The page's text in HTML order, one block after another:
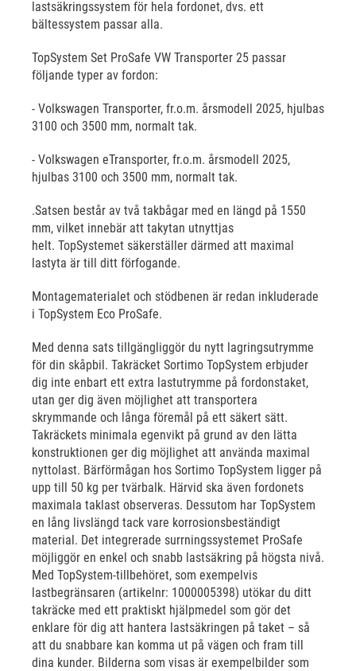
lastsäkringssystem för hela fordonet, dvs. ett
bältessystem passar alla.
TopSystem Set ProSafe VW Transporter 25 passar
följande typer av fordon:
- Volkswagen Transporter, fr.o.m. årsmodell 2025, hjulbas
3100 och 3500 mm, normalt tak.
- Volkswagen eTransporter, fr.o.m. årsmodell 2025,
hjulbas 3100 och 3500 mm, normalt tak.
.Satsen består av två takbågar med en längd på 1550
mm, vilket innebär att takytan utnyttjas
helt. TopSystemet säkerställer därmed att maximal
lastyta är till ditt förfogande.
Montagematerialet och stödbenen är redan inkluderade
i TopSystem Eco ProSafe.
Med denna sats tillgängliggör du nytt lagringsutrymme
för din skåpbil. Takräcket Sortimo TopSystem erbjuder
dig inte enbart ett extra lastutrymme på fordonstaket,
utan ger dig även möjlighet att transportera
skrymmande och långa föremål på ett säkert sätt.
Takräckets minimala egenvikt på grund av den lätta
konstruktionen ger dig möjlighet att använda maximal
nyttolast. Bärförmågan hos Sortimo TopSystem ligger på
upp till 50 kg per tvärbalk. Härvid ska även fordonets
maximala taklast observeras. Dessutom har TopSystem
en lång livslängd tack vare korrosionsbeständigt
material. Det integrerade surrningssystemet ProSafe
möjliggör en enkel och snabb lastsäkring på högsta nivå.
Med TopSystem-tillbehöret, som exempelvis
lastbegränsaren (artikelnr: 1000005398) utökar du ditt
takräcke med ett praktiskt hjälpmedel som gör det
enklare för dig att hantera lastsäkringen på taket – så
att du snabbare kan komma ut på vägen och fram till
dina kunder. Bilderna som visas är exempelbilder som